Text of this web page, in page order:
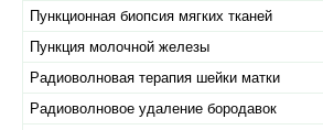
Пункционная биопсия мягких тканей
Пункция молочной железы
Радиоволновая терапия шейки матки
Радиоволновое удаление бородавок